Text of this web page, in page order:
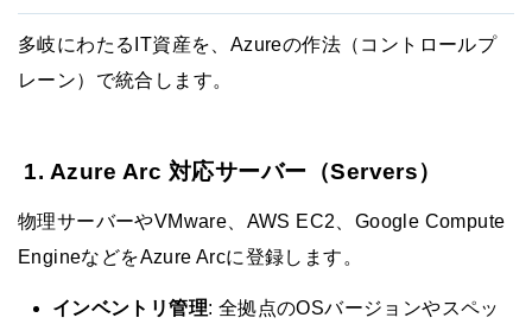
多岐にわたるIT資産を、Azureの作法（コントロールプ
レーン）で統合します。
1. Azure Arc 対応サーバー（Servers）
物理サーバーやVMware、AWS EC2、Google Compute
EngineなどをAzure Arcに登録します。
インベントリ管理: 全拠点のOSバージョンやスペッ